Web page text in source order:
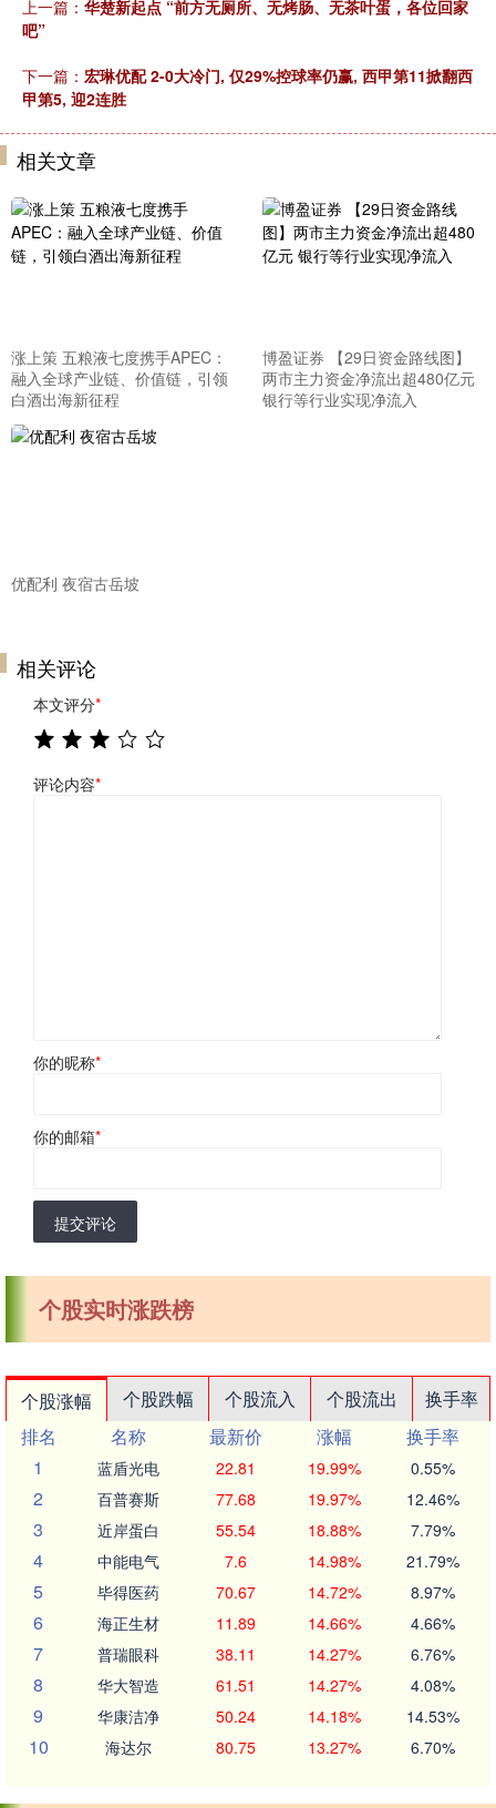
上一篇： 华楚新起点 “前方无厕所、无烤肠、无茶叶蛋，各位回家
吧”
下一篇： 宏琳优配 2-0大冷门, 仅29%控球率仍赢, 西甲第11掀翻西
甲第5, 迎2连胜
相关文章
涨上策 五粮液七度携手APEC：
融入全球产业链、价值链，引领
白酒出海新征程
博盈证券 【29日资金路线图】
两市主力资金净流出超480亿元
银行等行业实现净流入
优配利 夜宿古岳坡
相关评论
本文评分*
评论内容*
你的昵称*
你的邮箱*
提交评论
个股实时涨跌榜
个股涨幅 个股跌幅 个股流入 个股流出
换手率
排名
名称 最新价 涨幅
换手率
1
蓝盾光电 22.81 19.99% 0.55%
2 百普赛斯 77.68 19.97% 12.46%
3 近岸蛋白 55.54 18.88% 7.79%
4 中能电气 7.6 14.98% 21.79%
5 毕得医药 70.67 14.72% 8.97%
6 海正生材 11.89 14.66% 4.66%
7 普瑞眼科 38.11 14.27% 6.76%
8 华大智造 61.51 14.27% 4.08%
9 华康洁净 50.24 14.18% 14.53%
10 海达尔 80.75 13.27% 6.70%